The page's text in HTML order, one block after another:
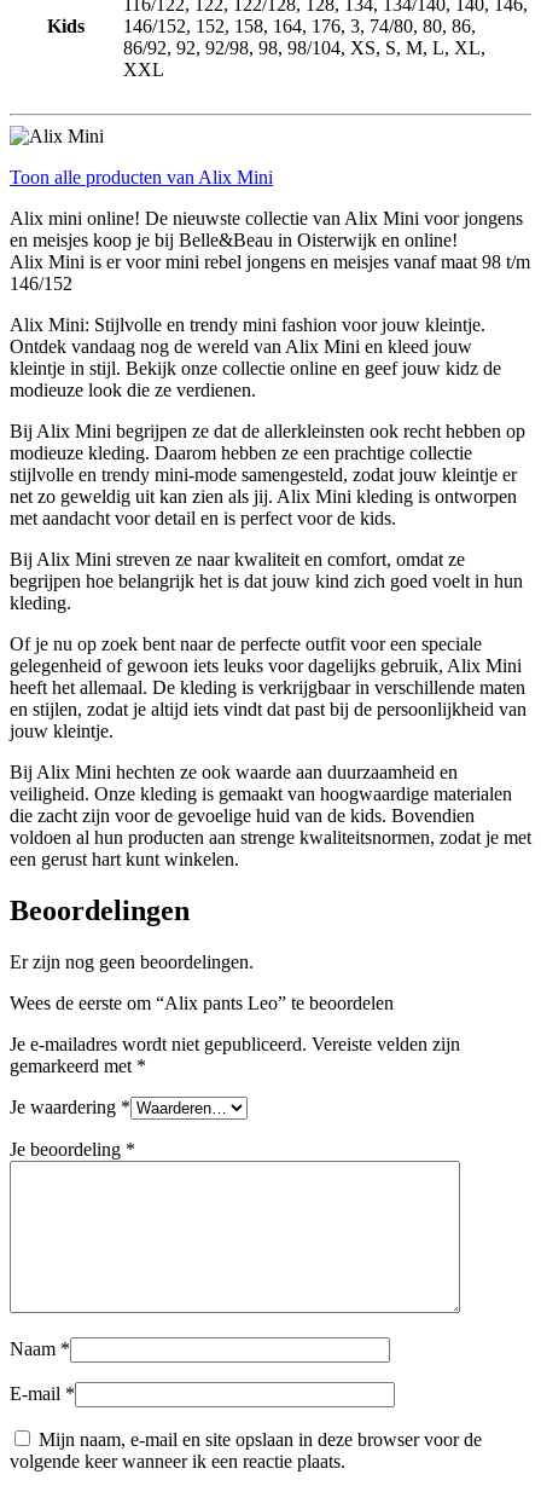
Kids
116/122, 122, 122/128, 128, 134, 134/140, 140, 146,
146/152, 152, 158, 164, 176, 3, 74/80, 80, 86,
86/92, 92, 92/98, 98, 98/104, XS, S, M, L, XL,
XXL
Toon alle producten van Alix Mini
Alix mini online! De nieuwste collectie van Alix Mini voor jongens
en meisjes koop je bij Belle&Beau in Oisterwijk en online!
Alix Mini is er voor mini rebel jongens en meisjes vanaf maat 98 t/m
146/152
Alix Mini: Stijlvolle en trendy mini fashion voor jouw kleintje.
Ontdek vandaag nog de wereld van Alix Mini en kleed jouw
kleintje in stijl. Bekijk onze collectie online en geef jouw kidz de
modieuze look die ze verdienen.
Bij Alix Mini begrijpen ze dat de allerkleinsten ook recht hebben op
modieuze kleding. Daarom hebben ze een prachtige collectie
stijlvolle en trendy mini-mode samengesteld, zodat jouw kleintje er
net zo geweldig uit kan zien als jij. Alix Mini kleding is ontworpen
met aandacht voor detail en is perfect voor de kids.
Bij Alix Mini streven ze naar kwaliteit en comfort, omdat ze
begrijpen hoe belangrijk het is dat jouw kind zich goed voelt in hun
kleding.
Of je nu op zoek bent naar de perfecte outfit voor een speciale
gelegenheid of gewoon iets leuks voor dagelijks gebruik, Alix Mini
heeft het allemaal. De kleding is verkrijgbaar in verschillende maten
en stijlen, zodat je altijd iets vindt dat past bij de persoonlijkheid van
jouw kleintje.
Bij Alix Mini hechten ze ook waarde aan duurzaamheid en
veiligheid. Onze kleding is gemaakt van hoogwaardige materialen
die zacht zijn voor de gevoelige huid van de kids. Bovendien
voldoen al hun producten aan strenge kwaliteitsnormen, zodat je met
een gerust hart kunt winkelen.
Beoordelingen
Er zijn nog geen beoordelingen.
Wees de eerste om “Alix pants Leo” te beoordelen
Je e-mailadres wordt niet gepubliceerd. Vereiste velden zijn
gemarkeerd met *
Je waardering *
Je beoordeling *
Naam *
E-mail *
Mijn naam, e-mail en site opslaan in deze browser voor de
volgende keer wanneer ik een reactie plaats.